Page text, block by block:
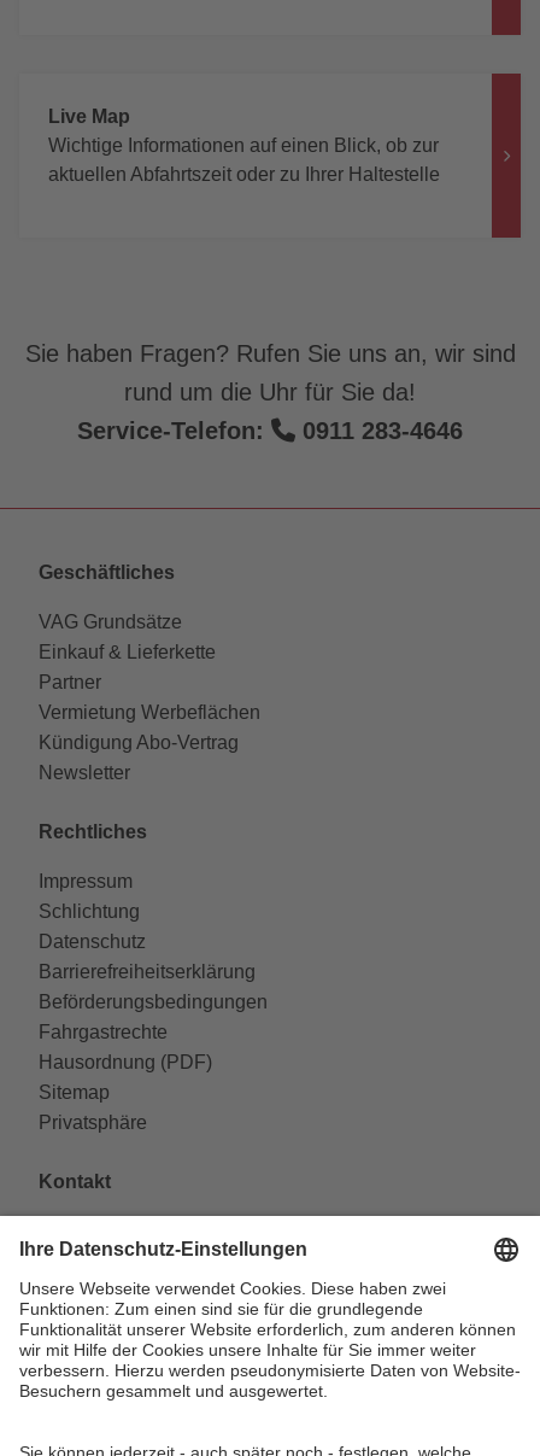
Live Map
Wichtige Informationen auf einen Blick, ob zur
aktuellen Abfahrtszeit oder zu Ihrer Haltestelle
Sie haben Fragen? Rufen Sie uns an, wir sind
rund um die Uhr für Sie da!
Service-Telefon:
0911 283-4646
Geschäftliches
VAG Grundsätze
Einkauf & Lieferkette
Partner
Vermietung Werbeflächen
Kündigung Abo-Vertrag
Newsletter
Rechtliches
Impressum
Schlichtung
Datenschutz
Barrierefreiheitserklärung
Beförderungsbedingungen
Fahrgastrechte
Hausordnung (PDF)
Sitemap
Privatsphäre
Kontakt
Südliche Fürther Straße 5
90429 Nürnberg
Telefon: 0911 283-4646
Kontaktformulare
FAQ